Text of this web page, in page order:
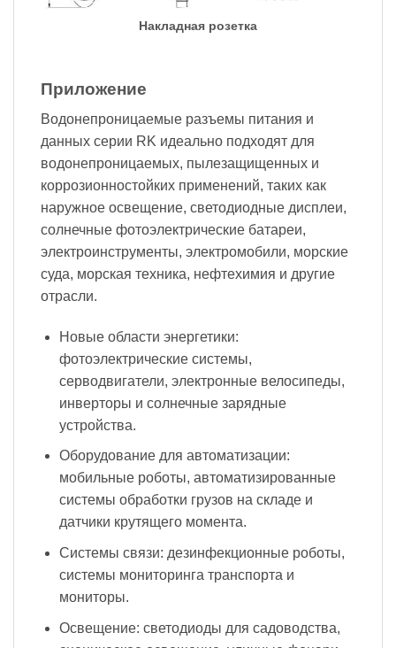
Накладная розетка
Приложение
Водонепроницаемые разъемы питания и
данных серии RK идеально подходят для
водонепроницаемых, пылезащищенных и
коррозионностойких применений, таких как
наружное освещение, светодиодные дисплеи,
солнечные фотоэлектрические батареи,
электроинструменты, электромобили, морские
суда, морская техника, нефтехимия и другие
отрасли.
Новые области энергетики:
фотоэлектрические системы,
серводвигатели, электронные велосипеды,
инверторы и солнечные зарядные
устройства.
Оборудование для автоматизации:
мобильные роботы, автоматизированные
системы обработки грузов на складе и
датчики крутящего момента.
Системы связи: дезинфекционные роботы,
системы мониторинга транспорта и
мониторы.
Освещение: светодиоды для садоводства,